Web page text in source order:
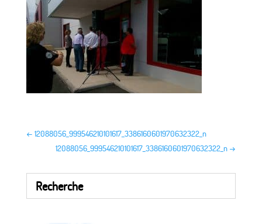
← 12088056_999546210101617_3386160601970632322_n
12088056_999546210101617_3386160601970632322_n →